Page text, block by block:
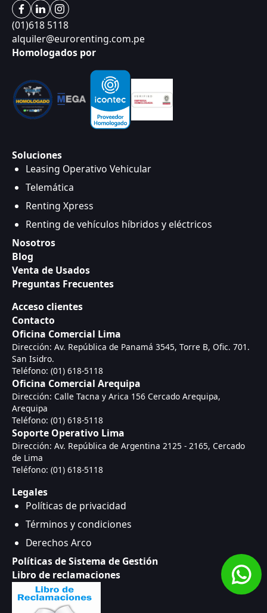
(01)618 5118
alquiler@eurorenting.com.pe
Homologados por
Soluciones
Leasing Operativo Vehicular
Telemática
Renting Xpress
Renting de vehículos híbridos y eléctricos
Nosotros
Blog
Venta de Usados
Preguntas Frecuentes
Acceso clientes
Contacto
Oficina Comercial Lima
Dirección: Av. República de Panamá 3545, Torre B, Ofic. 701.
San Isidro.
Teléfono: (01) 618-5118
Oficina Comercial Arequipa
Dirección: Calle Tacna y Arica 156 Cercado Arequipa,
Arequipa
Teléfono: (01) 618-5118
Soporte Operativo Lima
Dirección: Av. República de Argentina 2125 - 2165, Cercado
de Lima
Teléfono: (01) 618-5118
Legales
Políticas de privacidad
Términos y condiciones
Derechos Arco
Políticas de Sistema de Gestión
Libro de reclamaciones